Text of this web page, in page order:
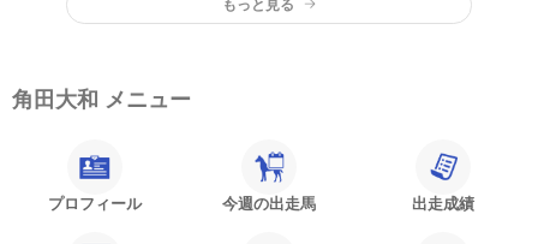
もっと見る
角田大和 メニュー
プロフィール 今週の出走馬 出走成績